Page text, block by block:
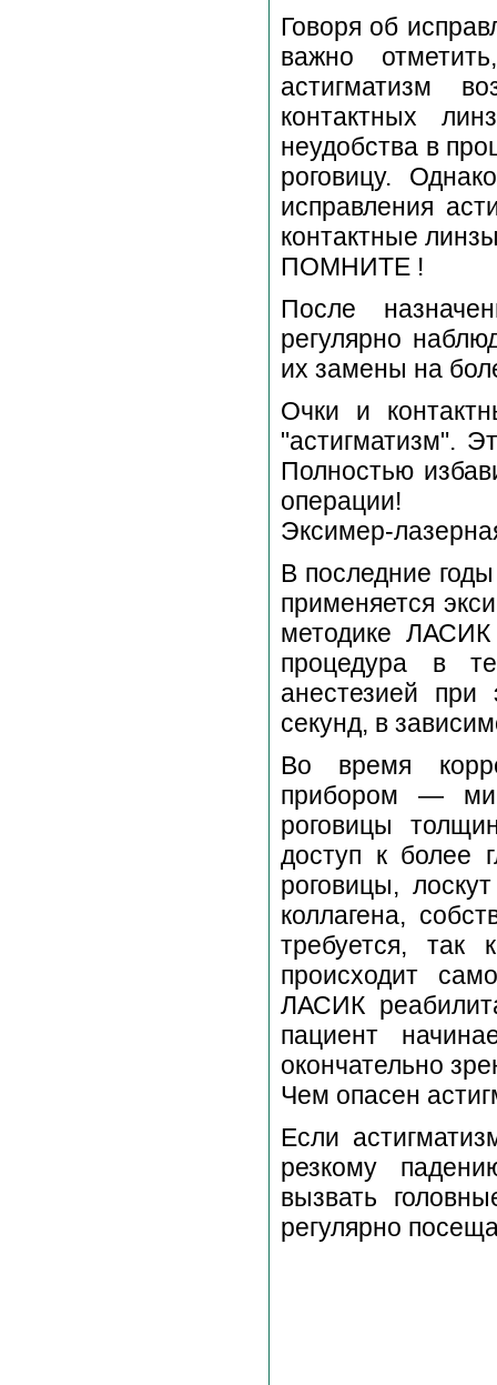
Говоря об
важно
астигматизм
контактных
неудобства в
роговицу.
исправления
контактные
ПОМНИТЕ !
После
регулярно
их замены на
Очки и
"астигматизм".
Полностью
операции!
Эксимер-
В последние
применяется
методике ЛАСИК
процедура в
анестезией
секунд, в
Во время
прибором —
роговицы
доступ к более
роговицы,
коллагена,
требуется, так
происходит
ЛАСИК
пациент
окончательно
Чем опасен
Если
резкому
вызвать
регулярно